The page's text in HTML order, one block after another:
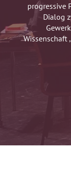
progressive
Dialog
Wissenschaft